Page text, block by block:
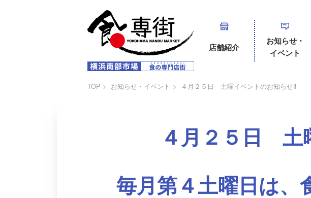
店舗紹介
お知らせ・
イベント
TOP お知らせ・イベント ４月２５日 土曜イベントのお知らせ‼
４月２５日 土
毎月第４土曜日は、